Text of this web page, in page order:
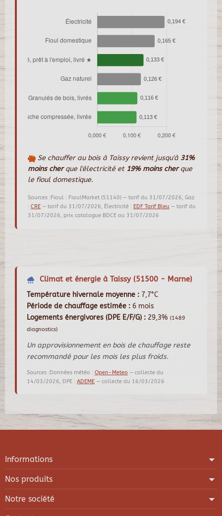
Se chauffer au bois à Taissy revient jusqu'à 31%
moins cherque l'électricité et 19% moins cherque
le fioul domestique.
Sources :Fioul : FioulMarket (51140) — tarif du 31/07/2026, Gaz
: CRE — tarif du 31/07/2026, Électricité : EDF Tarif Bleu — tarif du
31/07/2026, prix catalogue BDCE au 31/07/2026
Climat et énergie à Taissy (51500 - Marne)
Température hivernale moyenne : 7,7°C
Période de chauffage estimée : 6 mois
Logements énergivores (DPE E/F/G) : 29,3% (1489
diagnostics)
Un approvisionnement en bois de chauffage reste
recommandé pour les mois les plus froids.
Sources :Données météo : Open-Meteo — collecte du
14/03/2026, DPE : ADEME — collecte du 16/03/2026
Informations
Nos produits
Notre société